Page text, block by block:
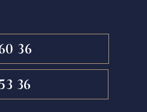
36
36